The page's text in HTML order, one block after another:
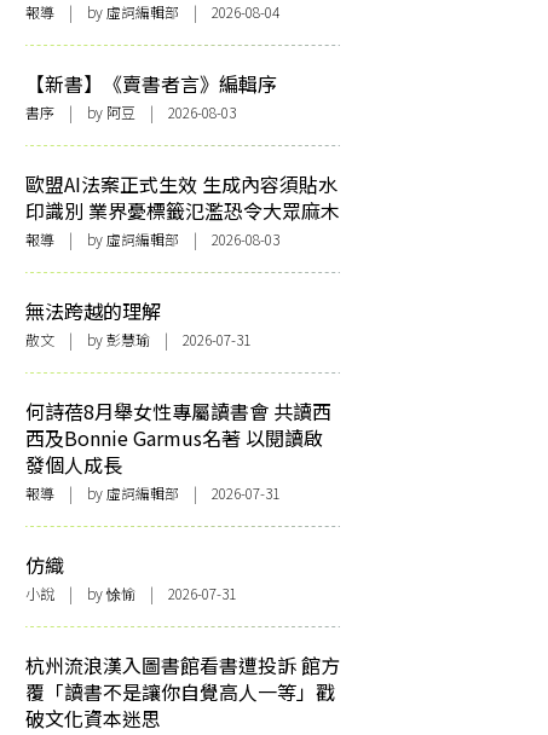
報導 | by 虛詞編輯部 | 2026-08-04
【新書】《賣書者言》編輯序
書序 | by 阿豆 | 2026-08-03
歐盟AI法案正式生效 生成內容須貼水
印識別 業界憂標籤氾濫恐令大眾麻木
報導 | by 虛詞編輯部 | 2026-08-03
無法跨越的理解
散文 | by 彭慧瑜 | 2026-07-31
何詩蓓8月舉女性專屬讀書會 共讀西
西及Bonnie Garmus名著 以閱讀啟
發個人成長
報導 | by 虛詞編輯部 | 2026-07-31
仿織
小說 | by 悇愉 | 2026-07-31
杭州流浪漢入圖書館看書遭投訴 館方
覆「讀書不是讓你自覺高人一等」戳
破文化資本迷思